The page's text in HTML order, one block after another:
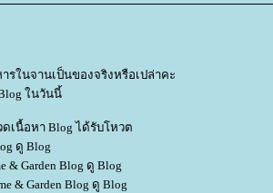
ารในจานเป็นของจริงหรือเปล่าคะ
ในวันนี้
เนื้อหา Blog ได้รับโหวต
ดู Blog
& Garden Blog ดู Blog
& Garden Blog ดู Blog